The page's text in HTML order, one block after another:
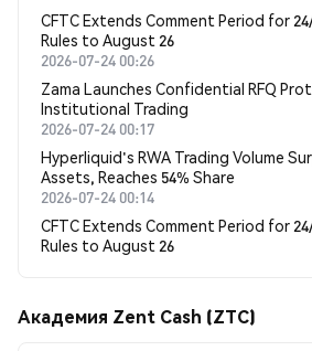
CFTC Extends Comment Period for
Rules to August 26
2026-07-24 00:26
Zama Launches Confidential RFQ
Institutional Trading
2026-07-24 00:17
Hyperliquid's RWA Trading Volume
Assets, Reaches 54% Share
2026-07-24 00:14
CFTC Extends Comment Period for
Rules to August 26
Академия Zent Cash (ZTC)